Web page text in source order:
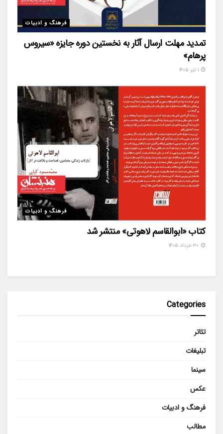
فرهنگ و ادبیات
تمدید مهلت ارسال آثار به نخستین دوره جایزه «سیروس
پرهام»
فرهنگ و ادبیات
کتاب «ابوالقاسم لاهوتی» منتشر شد
Categories
تئاتر
تبلیغات
سینما
عکس
فرهنگ و ادبیات
مطالب